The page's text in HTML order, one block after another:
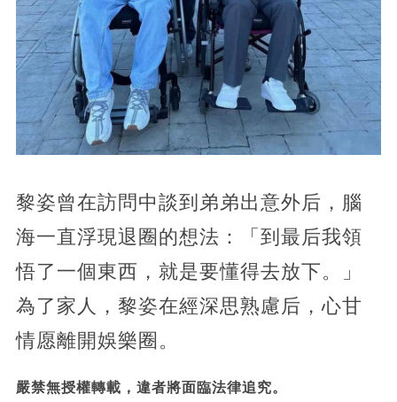
黎姿曾在訪問中談到弟弟出意外后，腦
海一直浮現退圈的想法：「到最后我領
悟了一個東西，就是要懂得去放下。」
為了家人，黎姿在經深思熟慮后，心甘
情愿離開娛樂圈。
嚴禁無授權轉載，違者將面臨法律追究。